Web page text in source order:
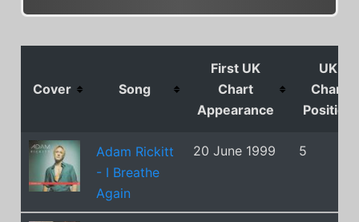
Cover Song
First UK
Chart
Appearance
UK
Chart
Position
Adam Rickitt
- I Breathe
Again
20 June 1999 5